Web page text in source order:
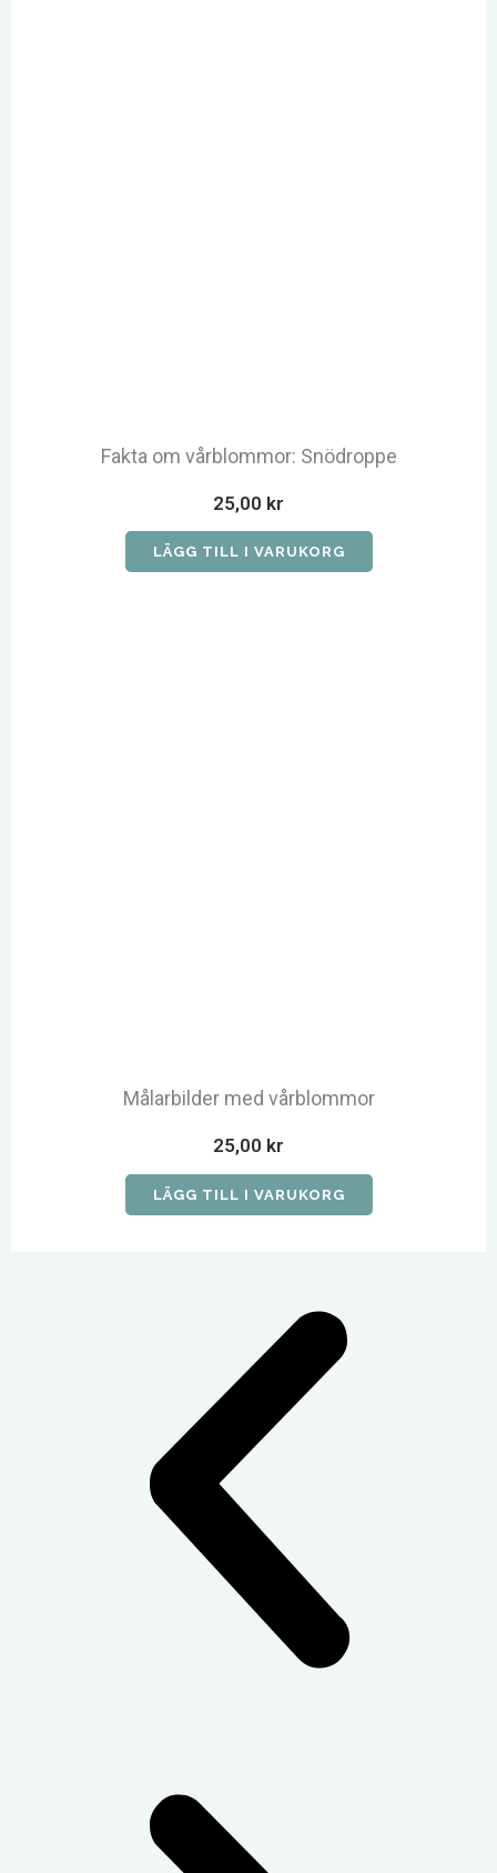
Fakta om vårblommor: Snödroppe
25,00 kr
LÄGG TILL I VARUKORG
Målarbilder med vårblommor
25,00 kr
LÄGG TILL I VARUKORG